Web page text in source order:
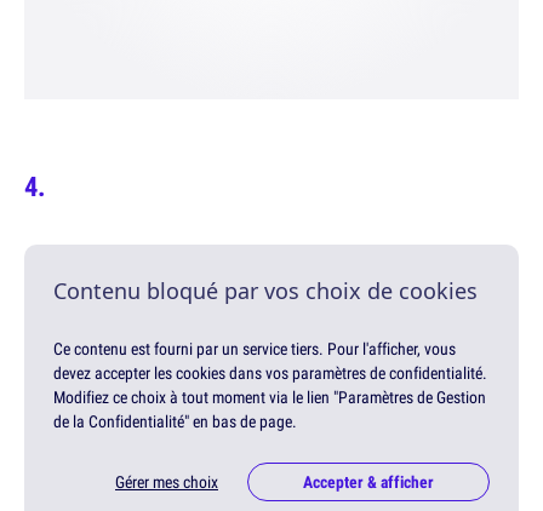
Contenu bloqué par vos choix de cookies
Ce contenu est fourni par un service tiers. Pour l'afficher, vous
devez accepter les cookies dans vos paramètres de confidentialité.
Modifiez ce choix à tout moment via le lien "Paramètres de Gestion
de la Confidentialité" en bas de page.
Gérer mes choix Accepter & afficher